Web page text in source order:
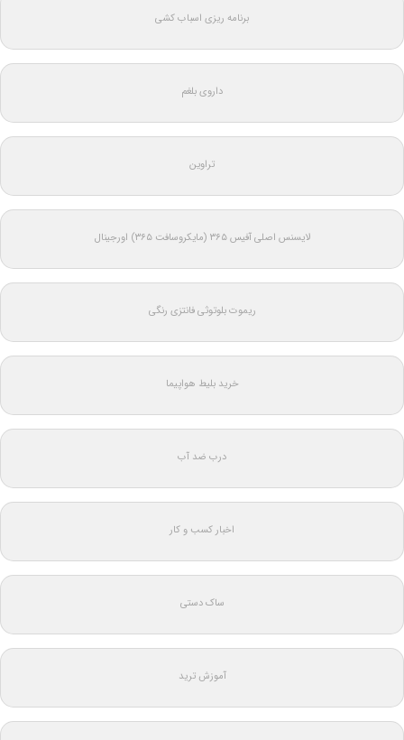
برنامه ریزی اسباب کشی
داروی بلغم
تراوین
لایسنس اصلی آفیس ۳۶۵ (مایکروسافت ۳۶۵) اورجینال
ریموت بلوتوثی فانتزی رنگی
خرید بلیط هواپیما
درب ضد آب
اخبار کسب و کار
ساک دستی
آموزش ترید